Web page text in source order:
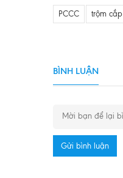
PCCC trộm cắp
BÌNH LUẬN
Gửi bình luận